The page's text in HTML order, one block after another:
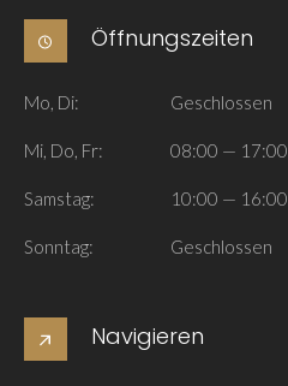
Öffnungszeiten
Mo, Di: Geschlossen
Mi, Do, Fr: 08:00 — 17:00
Samstag: 10:00 — 16:00
Sonntag: Geschlossen
Navigieren